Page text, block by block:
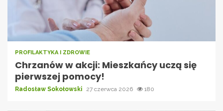
PROFILAKTYKA I ZDROWIE
Chrzanów w akcji: Mieszkańcy uczą się
pierwszej pomocy!
Radosław Sokołowski 27 czerwca 2026 180